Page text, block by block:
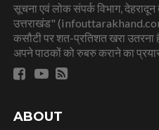
सूचना एवं लोक संपर्क विभाग, देहरादून
उत्तराखंड"
कसौटी पर शत-प्रतिशत खरा
अपने पाठकों को रुबरु कराने का
ABOUT